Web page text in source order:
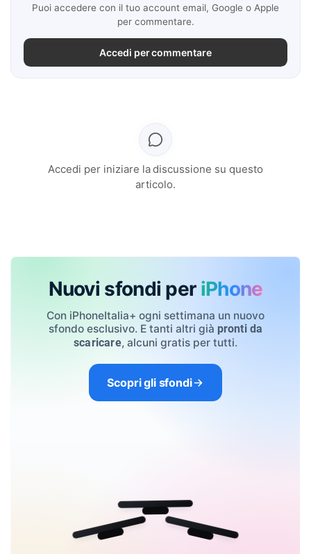
Puoi accedere con il tuo account email, Google o Apple
per commentare.
Accedi per commentare
Accedi per iniziare la discussione su questo
articolo.
Nuovi sfondi per iPhone
Con iPhoneItalia+ ogni settimana un nuovo
sfondo esclusivo. E tanti altri già pronti da
scaricare, alcuni gratis per tutti.
Scopri gli sfondi